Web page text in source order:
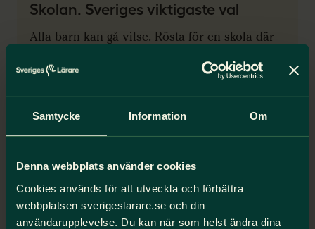
Samtycke Information Om
Denna webbplats använder cookies
Cookies används för att utveckla och förbättra
webbplatsen sverigeslarare.se och din
användarupplevelse. Du kan när som helst ändra dina
Skolan. Sveriges viktigaste val
Alla barn kan gå vilse. Rösta för en skola där